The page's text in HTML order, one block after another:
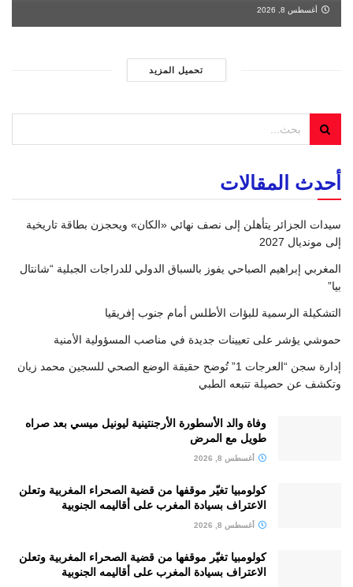
أغسطس 8, 2026
تحميل المزيد
أحدث المقالات
سيدات الجزائر يتأهلن إلى نصف نهائي «الكان» ويحجزن بطاقة تاريخية
إلى مونديال 2027
المغربي إبراهيم الصباحي يفوز بالسباق الدولي للدراجات الجبلية “شانتال
بيا”
التشكيلة الرسمية للبؤات الأطلس أمام جنوب إفريقيا
حموشي يؤشر على تعيينات جديدة في مناصب المسؤولية الأمنية
إدارة سجن “العرجات 1” تُوضح حقيقة الوضع الصحي للسجين محمد زيان
وتكشف عن حصيلة تتبعه الطبي
وفاة والد الأسطورة الأرجنتينية ليونيل ميسي بعد صراه
طويل مع المرض
أغسطس 8, 2026
كولومبيا تغيّر موقفها من قضية الصحراء المغربية وتعلن
الاعتراف بسيادة المغرب على أقاليمه الجنوبية
أغسطس 8, 2026
كولومبيا تغيّر موقفها من قضية الصحراء المغربية وتعلن
الاعتراف بسيادة المغرب على أقاليمه الجنوبية